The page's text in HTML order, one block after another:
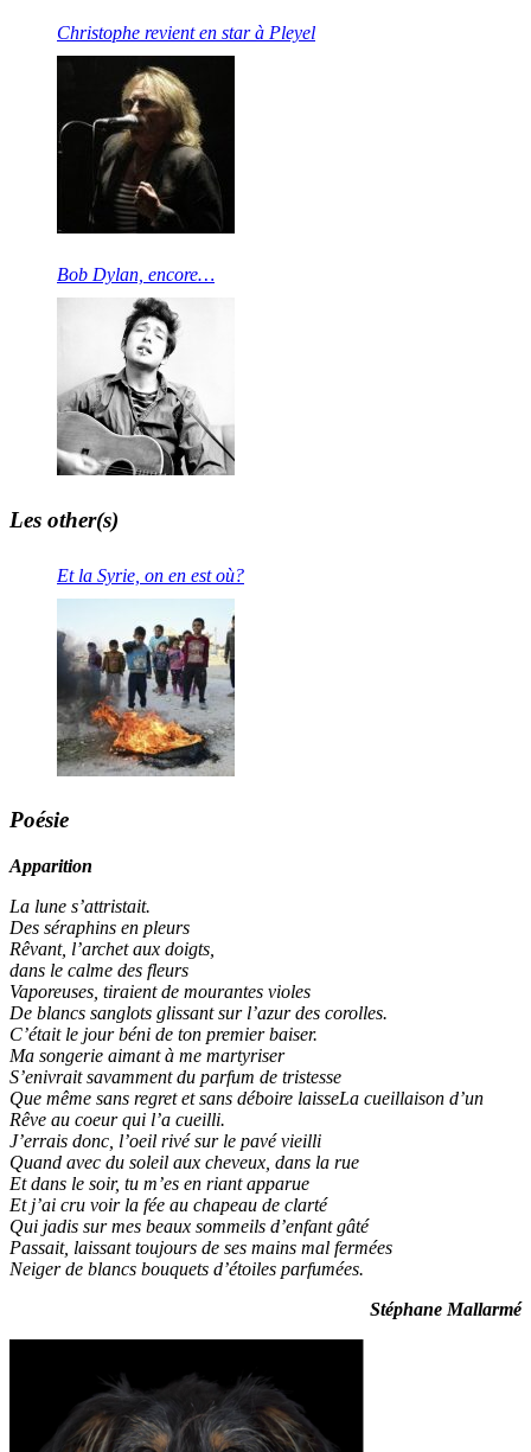
Christophe revient en star à Pleyel
Bob Dylan, encore…
Les other(s)
Et la Syrie, on en est où?
Poésie
Apparition
La lune s’attristait.
Des séraphins en pleurs
Rêvant, l’archet aux doigts,
dans le calme des fleurs
Vaporeuses, tiraient de mourantes violes
De blancs sanglots glissant sur l’azur des corolles.
C’était le jour béni de ton premier baiser.
Ma songerie aimant à me martyriser
S’enivrait savamment du parfum de tristesse
Que même sans regret et sans déboire laisseLa cueillaison d’un
Rêve au coeur qui l’a cueilli.
J’errais donc, l’oeil rivé sur le pavé vieilli
Quand avec du soleil aux cheveux, dans la rue
Et dans le soir, tu m’es en riant apparue
Et j’ai cru voir la fée au chapeau de clarté
Qui jadis sur mes beaux sommeils d’enfant gâté
Passait, laissant toujours de ses mains mal fermées
Neiger de blancs bouquets d’étoiles parfumées.
Stéphane Mallarmé